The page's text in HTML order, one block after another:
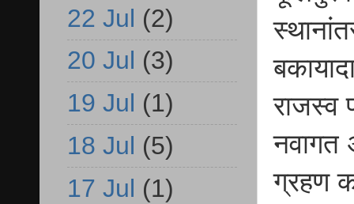
राजस्व
नवागत
ग्रहण
22 Jul (2)
20 Jul (3)
19 Jul (1)
18 Jul (5)
17 Jul (1)